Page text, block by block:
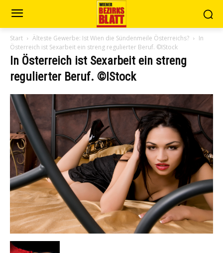
Start Älteste Gewerbe: Ist Wien die Sündenmeile Österreichs?
In
Österreich ist Sexarbeit ein streng regulierter Beruf. ©IStock
In Österreich ist Sexarbeit ein streng
regulierter Beruf. ©IStock